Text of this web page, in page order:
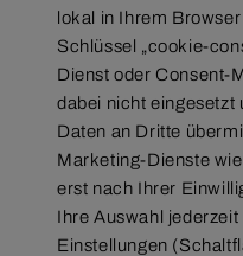
lokal in Ihrem
Schlüssel „cookie-
Dienst oder Consent-
dabei nicht eingesetzt
Daten an Dritte
Marketing-Dienste
erst nach Ihrer
Ihre Auswahl
Einstellungen